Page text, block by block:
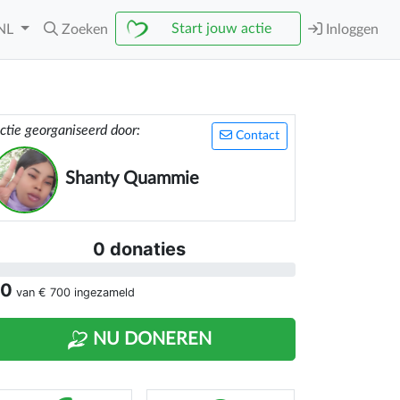
Zoeken Start jouw actie Inloggen
Contact
georganiseerd door:
Shanty Quammie
0 donaties
van € 700 ingezameld
NU DONEREN